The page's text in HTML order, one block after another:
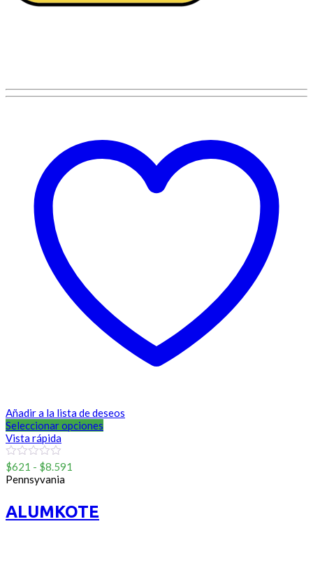
Añadir a la lista de deseos
Seleccionar opciones
Vista rápida
0
out
of
$621 - $8.591
desde
$621
Pennsyvania
ALUMKOTE